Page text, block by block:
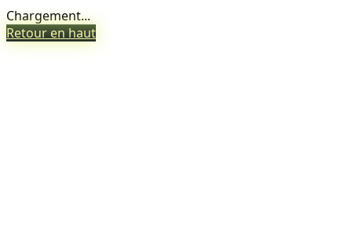
Chargement...
Retour en haut